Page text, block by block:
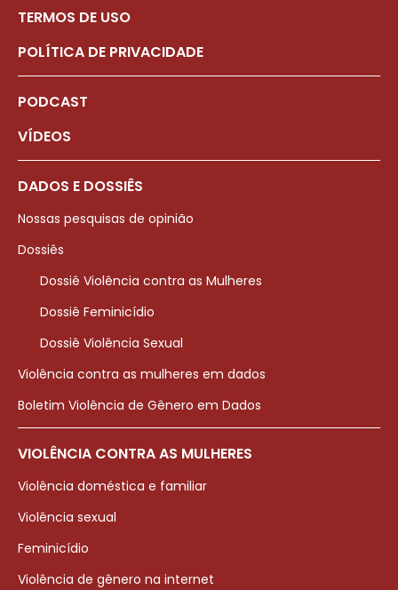
TERMOS DE USO
POLÍTICA DE PRIVACIDADE
PODCAST
VÍDEOS
DADOS E DOSSIÊS
Nossas pesquisas de opinião
Dossiês
Dossiê Violência contra as Mulheres
Dossiê Feminicídio
Dossiê Violência Sexual
Violência contra as mulheres em dados
Boletim Violência de Gênero em Dados
VIOLÊNCIA CONTRA AS MULHERES
Violência doméstica e familiar
Violência sexual
Feminicídio
Violência de gênero na internet